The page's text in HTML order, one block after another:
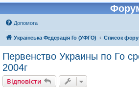
Допомога
Українська Федерація Го (УФГО) Список
Первенство Украины по Го
2004г
Відповісти